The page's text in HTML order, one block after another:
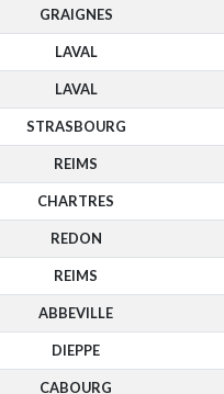
GRAIGNES
LAVAL
LAVAL
STRASBOURG
REIMS
CHARTRES
REDON
REIMS
ABBEVILLE
DIEPPE
CABOURG